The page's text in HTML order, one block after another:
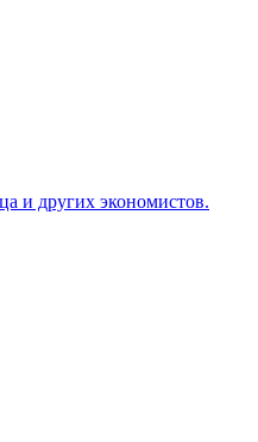
и других экономистов.